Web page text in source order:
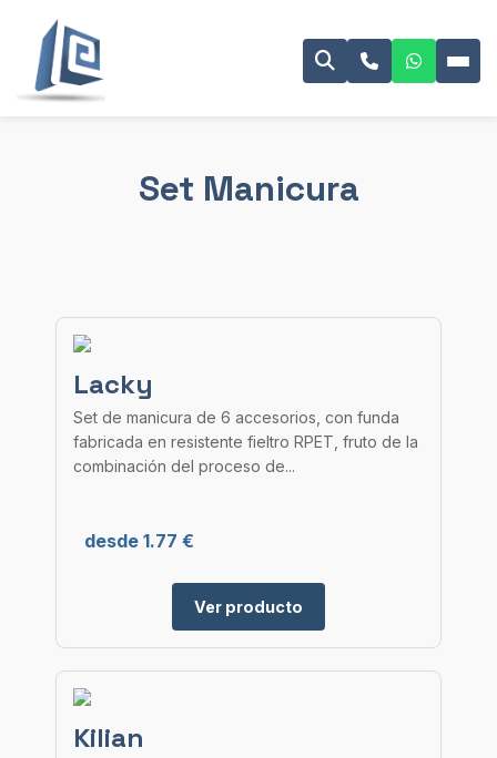
Set Manicura
Lacky
Set de manicura de 6 accesorios, con funda
fabricada en resistente fieltro RPET, fruto de la
combinación del proceso de...
desde 1.77 €
Ver producto
Kilian